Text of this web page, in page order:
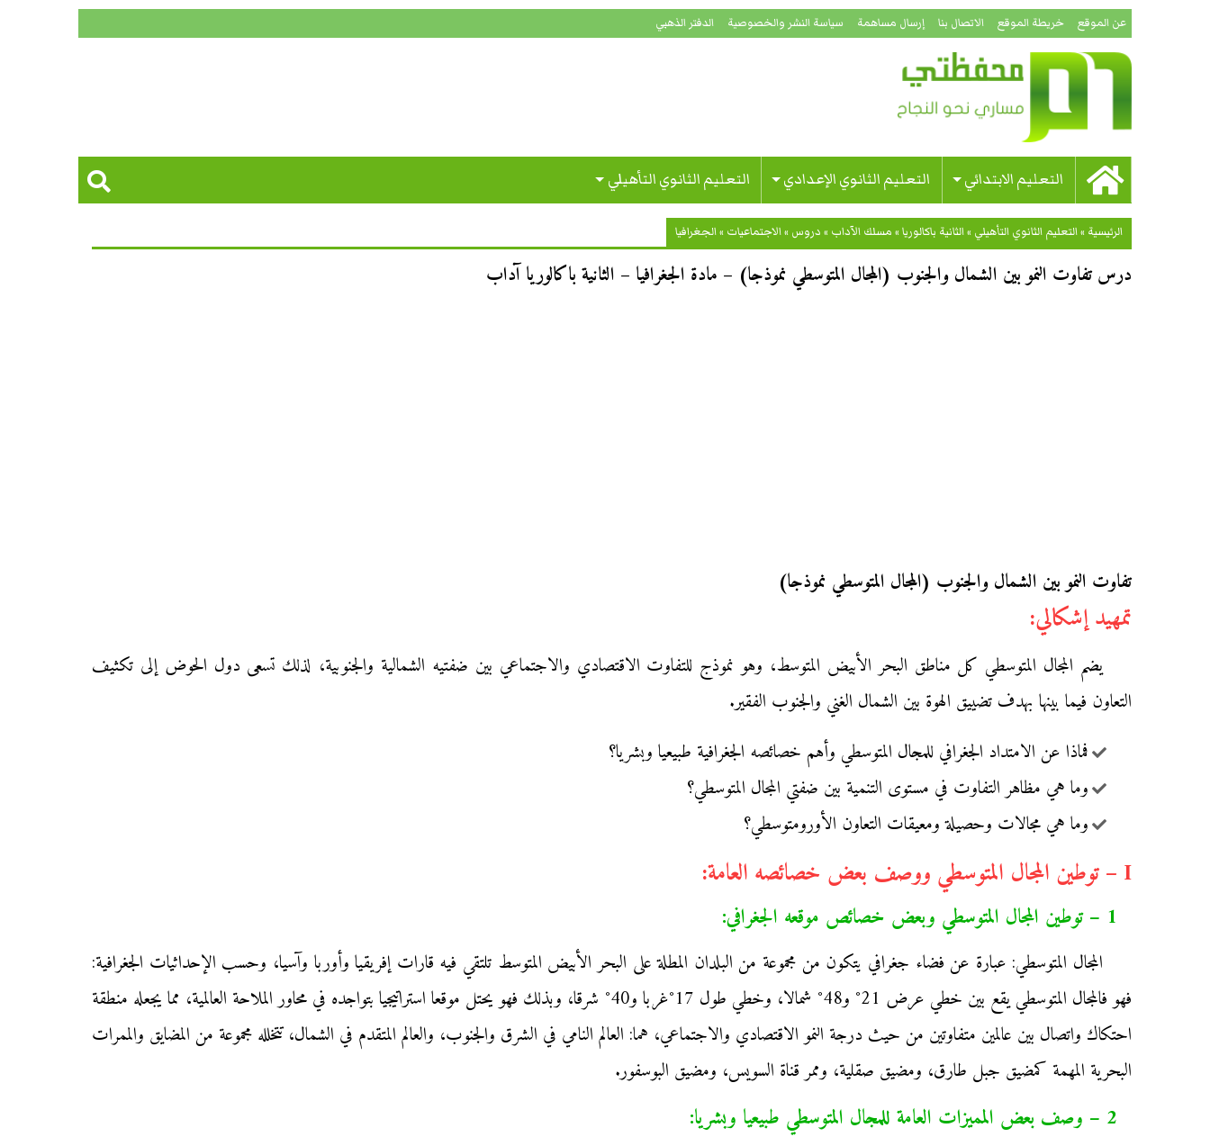
عن الموقع خريطة الموقع الاتصال بنا إرسال مساهمة سياسة النشر والخصوصية الدفتر الذهبي
التعليم الابتدائي التعليم الثانوي الإعدادي التعليم الثانوي التأهيلي
الرئيسية »التعليم الثانوي التأهيلي »الثانية باكالوريا» مسلك الآداب » دروس »الاجتماعيات »الجغرافيا
درس تفاوت النمو بين الشمال والجنوب (المجال المتوسطي نموذجا) – مادة الجغرافيا – الثانية باكالوريا آداب
تفاوت النمو بين الشمال والجنوب (المجال المتوسطي نموذجا)
تمهيد إشكالي:
يضم المجال المتوسطي كل مناطق البحر الأبيض المتوسط، وهو نموذج للتفاوت الاقتصادي والاجتماعي بين ضفتيه الشمالية والجنوبية، لذلك تسعى دول الحوض إلى تكثيف
التعاون فيما بينها بهدف تضييق الهوة بين الشمال الغني والجنوب الفقير.
فماذا عن الامتداد الجغرافي للمجال المتوسطي وأهم خصائصه الجغرافية طبيعيا وبشريا؟
وما هي مظاهر التفاوت في مستوى التنمية بين ضفتي المجال المتوسطي؟
وما هي مجالات وحصيلة ومعيقات التعاون الأورومتوسطي؟
I – توطين المجال المتوسطي ووصف بعض خصائصه العامة:
1 – توطين المجال المتوسطي وبعض خصائص موقعه الجغرافي:
المجال المتوسطي: عبارة عن فضاء جغرافي يتكون من مجموعة من البلدان المطلة على البحر الأبيض المتوسط تلتقي فيه قارات إفريقيا وأوربا وآسيا، وحسب الإحداثيات الجغرافية:
فهو فالمجال المتوسطي يقع بين خطي عرض 21° و48° شمالا، وخطي طول 17°غربا و40° شرقا، وبذلك فهو يحتل موقعا استراتيجيا بتواجده في محاور الملاحة العالمية، مما يجعله منطقة
احتكاك واتصال بين عالمين متفاوتين من حيث درجة النمو الاقتصادي والاجتماعي، هما: العالم النامي في الشرق والجنوب، والعالم المتقدم في الشمال، تتخلله مجموعة من المضايق والممرات
البحرية المهمة كمضيق جبل طارق، ومضيق صقلية، وممر قناة السويس، ومضيق البوسفور.
2 – وصف بعض المميزات العامة للمجال المتوسطي طبيعيا وبشريا: